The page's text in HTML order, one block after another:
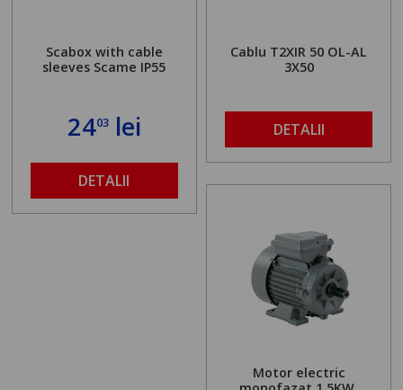
Scabox with cable
sleeves Scame IP55
2403lei
DETALII
Cablu T2XIR 50 OL-AL
3X50
DETALII
Motor electric